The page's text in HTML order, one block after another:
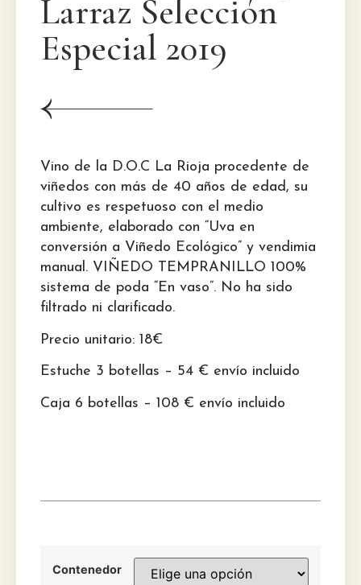
Larraz Selección
Especial 2019
Vino de la D.O.C La Rioja procedente de
viñedos con más de 40 años de edad, su
cultivo es respetuoso con el medio
ambiente, elaborado con “Uva en
conversión a Viñedo Ecológico” y vendimia
manual. VIÑEDO TEMPRANILLO 100%
sistema de poda “En vaso”. No ha sido
filtrado ni clarificado.
Precio unitario: 18€
Estuche 3 botellas – 54 € envío incluido
Caja 6 botellas – 108 € envío incluido
Contenedor